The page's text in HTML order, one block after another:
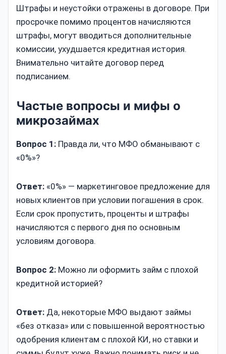
Штрафы и неустойки отражены в договоре. При
просрочке помимо процентов начисляются
штрафы, могут вводиться дополнительные
комиссии, ухудшается кредитная история.
Внимательно читайте договор перед
подписанием.
Частые вопросы и мифы о
микрозаймах
Вопрос 1: Правда ли, что МФО обманывают с
«0%»?
Ответ: «0%» — маркетинговое предложение для
новых клиентов при условии погашения в срок.
Если срок пропустить, проценты и штрафы
начисляются с первого дня по основным
условиям договора.
Вопрос 2: Можно ли оформить займ с плохой
кредитной историей?
Ответ: Да, некоторые МФО выдают займы
«без отказа» или с повышенной вероятностью
одобрения клиентам с плохой КИ, но ставки и